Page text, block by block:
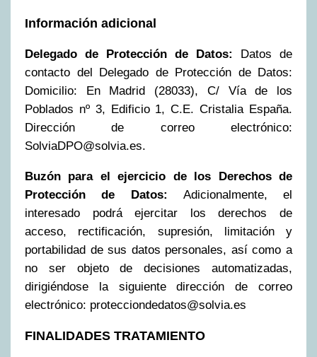
Información adicional
Delegado de Protección de Datos: Datos de
contacto del Delegado de Protección de Datos:
Domicilio: En Madrid (28033), C/ Vía de los
Poblados nº 3, Edificio 1, C.E. Cristalia España.
Dirección de correo electrónico:
SolviaDPO@solvia.es.
Buzón para el ejercicio de los Derechos de
Protección de Datos: Adicionalmente, el
interesado podrá ejercitar los derechos de
acceso, rectificación, supresión, limitación y
portabilidad de sus datos personales, así como a
no ser objeto de decisiones automatizadas,
dirigiéndose la siguiente dirección de correo
electrónico: protecciondedatos@solvia.es
FINALIDADES TRATAMIENTO